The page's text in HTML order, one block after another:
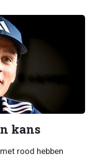
kans
rood hebben